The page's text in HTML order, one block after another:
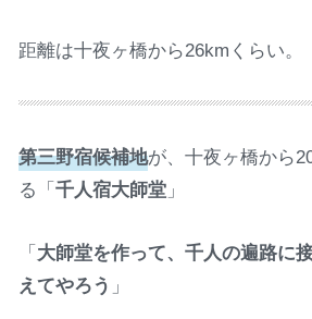
距離は十夜ヶ橋から26kmくらい。
第三野宿候補地が、十夜ヶ橋から
る「千人宿大師堂 」
「大師堂を作って、千人の遍路に
えてやろう 」